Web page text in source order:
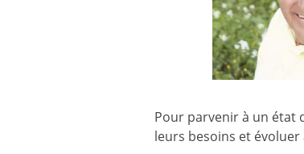
Pour parvenir à un état
leurs besoins et